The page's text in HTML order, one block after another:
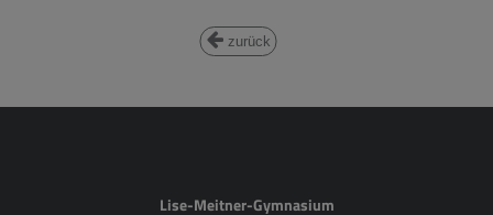
zurück
Lise-Meitner-Gymnasium